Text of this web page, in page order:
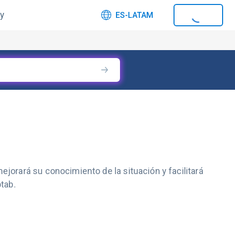
ES-LATAM
su conocimiento de la situación y facilitará